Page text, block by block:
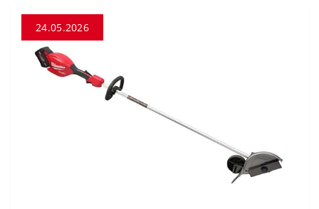
24.05.2026